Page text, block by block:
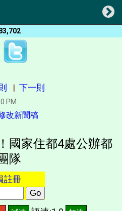
| 下一則
PM
改新聞稿
國家住都4處公辦都
隊
註冊